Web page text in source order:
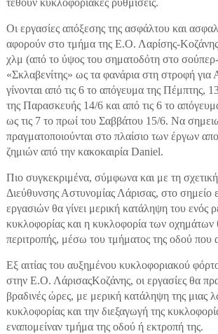
τεθούν κυκλοφοριακές ρυθμίσεις.
Οι εργασίες απόξεσης της ασφάλτου και
αφορούν στο τμήμα της Ε.Ο. Λαρίσης-
χλμ (από το ύψος του σηματοδότη στο
«Σκλαβενίτης» ως τα φανάρια στη στροφή
γίνονται από τις 6 το απόγευμα της Πέμπτης,
της Παρασκευής 14/6 και από τις 6 το
ως τις 7 το πρωί του Σαββάτου 15/6. Να
πραγματοποιούνται στο πλαίσιο των έργων
ζημιών από την κακοκαιρία Daniel.
Πιο συγκεκριμένα, σύμφωνα και με τη
Διεύθυνσης Αστυνομίας Λάρισας, στο σημείο
εργασιών θα γίνει μερική κατάληψη του ενός
κυκλοφορίας και η κυκλοφορία των οχημάτων
περιτροπής, μέσω του τμήματος της οδού που
Εξ αιτίας του αυξημένου κυκλοφοριακού
στην Ε.Ο. ΛάρισαςΚοζάνης, οι εργασίες θα
βραδινές ώρες, με μερική κατάληψη της μιας
κυκλοφορίας και την διεξαγωγή της
εναπομείναν τμήμα της οδού ή εκτροπή της.